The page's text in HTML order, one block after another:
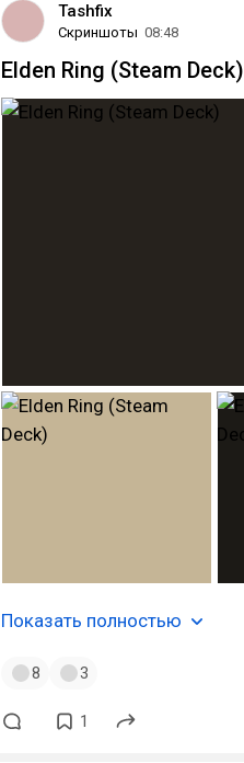
Tashfix
Скриншоты 08:48
Elden Ring (Steam Deck)
Показать полностью
8 3
1